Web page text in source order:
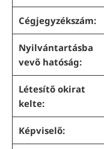
Cégjegyzékszám:
Nyilvántartásba
vevő hatóság:
Létesítő okirat
kelte:
Képviselő: